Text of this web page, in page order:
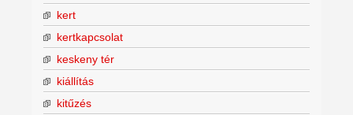
kert
kertkapcsolat
keskeny tér
kiállítás
kitűzés